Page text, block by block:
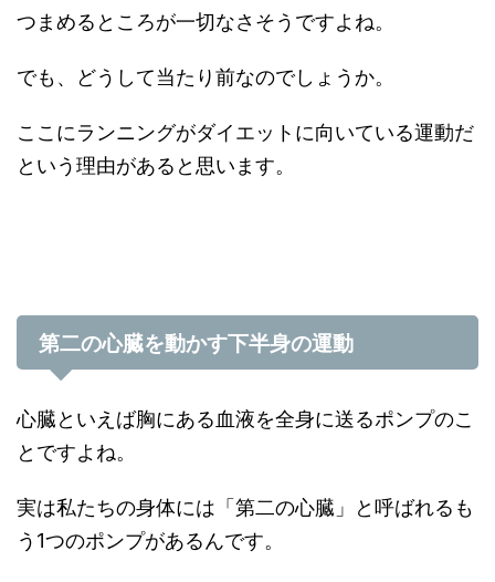
つまめるところが一切なさそうですよね。
でも、どうして当たり前なのでしょうか。
ここにランニングがダイエットに向いている運動だ
という理由があると思います。
第二の心臓を動かす下半身の運動
心臓といえば胸にある血液を全身に送るポンプのこ
とですよね。
実は私たちの身体には「第二の心臓」と呼ばれるも
う1つのポンプがあるんです。